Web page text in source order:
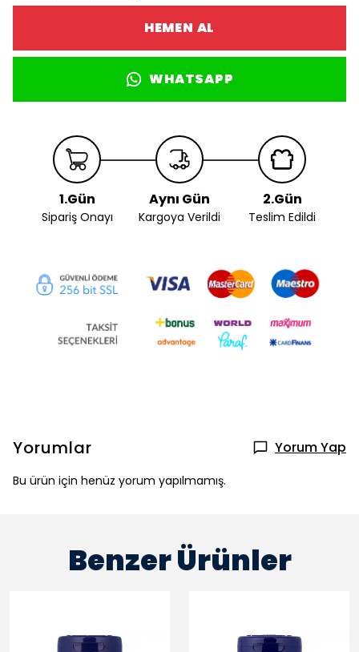
HEMEN AL
WHATSAPP
1.Gün
Sipariş Onayı
Aynı Gün
Kargoya Verildi
2.Gün
Teslim Edildi
Yorumlar Yorum Yap
Bu ürün için henüz yorum yapılmamış.
Benzer Ürünler